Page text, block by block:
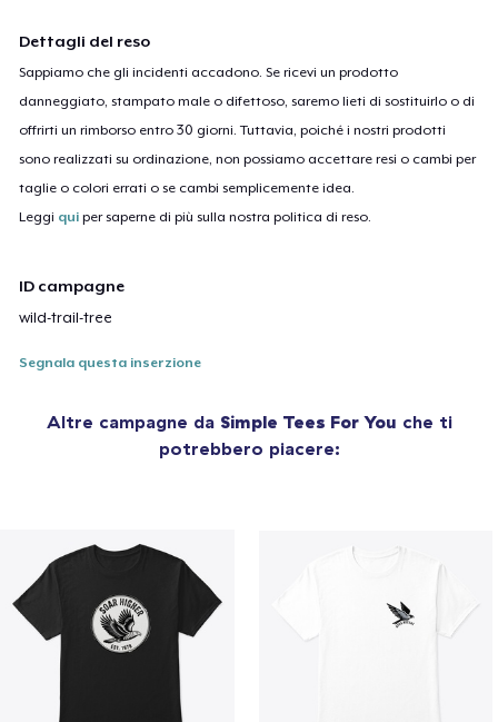
Dettagli del reso
Sappiamo che gli incidenti accadono. Se ricevi un prodotto
danneggiato, stampato male o difettoso, saremo lieti di sostituirlo o di
offrirti un rimborso entro 30 giorni. Tuttavia, poiché i nostri prodotti
sono realizzati su ordinazione, non possiamo accettare resi o cambi per
taglie o colori errati o se cambi semplicemente idea.
Leggi qui per saperne di più sulla nostra politica di reso.
ID campagne
wild-trail-tree
Segnala questa inserzione
Altre campagne da Simple Tees For You che ti
potrebbero piacere: